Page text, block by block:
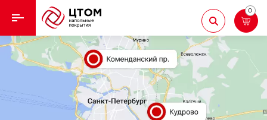
Назад
Кварцвиниловая плитка
Назад
Aberhof
Adelar
Ламинат
0